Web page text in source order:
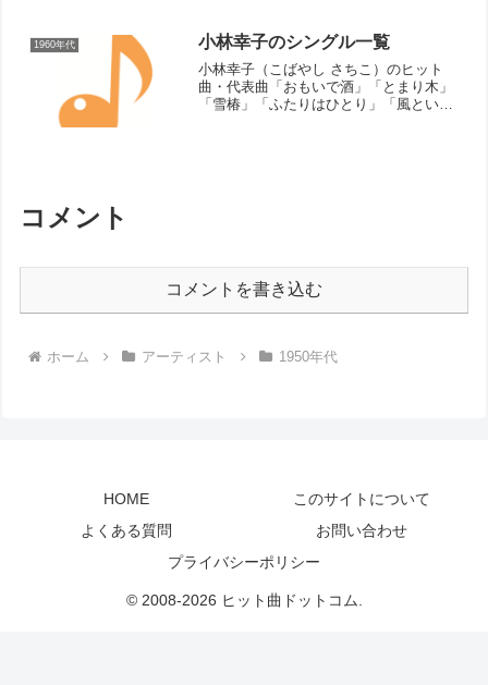
年）女のねがい（19...
1960年代 小林幸子のシングル一覧
小林幸子（こばやし さちこ）のヒット
曲・代表曲「おもいで酒」「とまり木」
「雪椿」「ふたりはひとり」「風といっ
コメント
コメントを書き込む
ホーム アーティスト 1950年代
HOME
このサイトについて
よくある質問
お問い合わせ
プライバシーポリシー
© 2008-2026 ヒット曲ドットコム.